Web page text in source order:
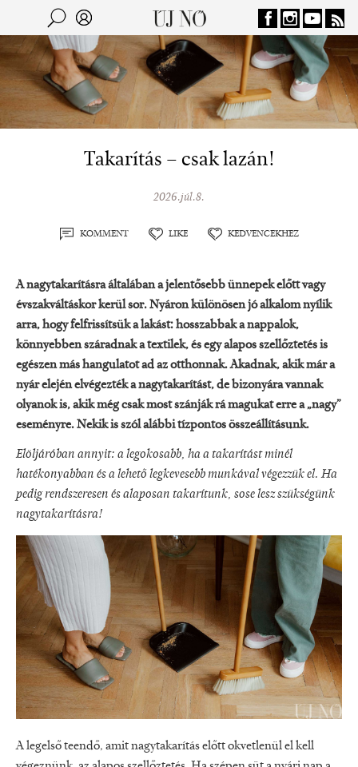
Jump to navigation
Kereső
Takarítás – csak lazán!
2026.júl.8.
KOMMENT LIKE KEDVENCEKHEZ
A nagytakarításra általában a jelentősebb ünnepek előtt vagy
évszakváltáskor kerül sor. Nyáron különösen jó alkalom nyílik
arra, hogy felfrissítsük a lakást: hosszabbak a nappalok,
könnyebben száradnak a textilek, és egy alapos szellőztetés is
egészen más hangulatot ad az otthonnak. Akadnak, akik már a
nyár elején elvégezték a nagytakarítást, de bizonyára vannak
olyanok is, akik még csak most szánják rá magukat erre a „nagy”
eseményre. Nekik is szól alábbi tízpontos összeállításunk.
Elöljáróban annyit: a legokosabb, ha a takarítást minél
hatékonyabban és a lehető legkevesebb munkával végezzük el. Ha
pedig rendszeresen és alaposan takarítunk, sose lesz szükségünk
nagytakarításra!
A legelső teendő, amit nagytakarítás előtt okvetlenül el kell